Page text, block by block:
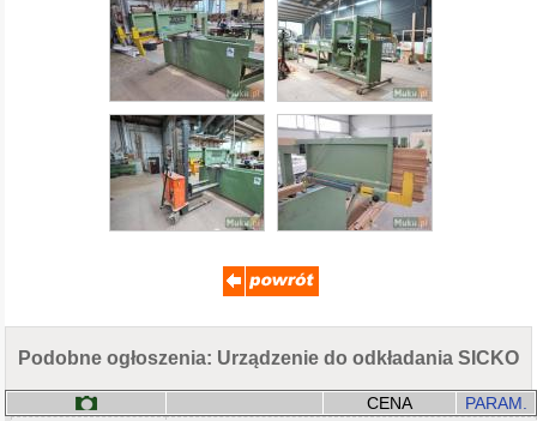
Podobne ogłoszenia: Urządzenie do odkładania SICKO
CENA PARAM.